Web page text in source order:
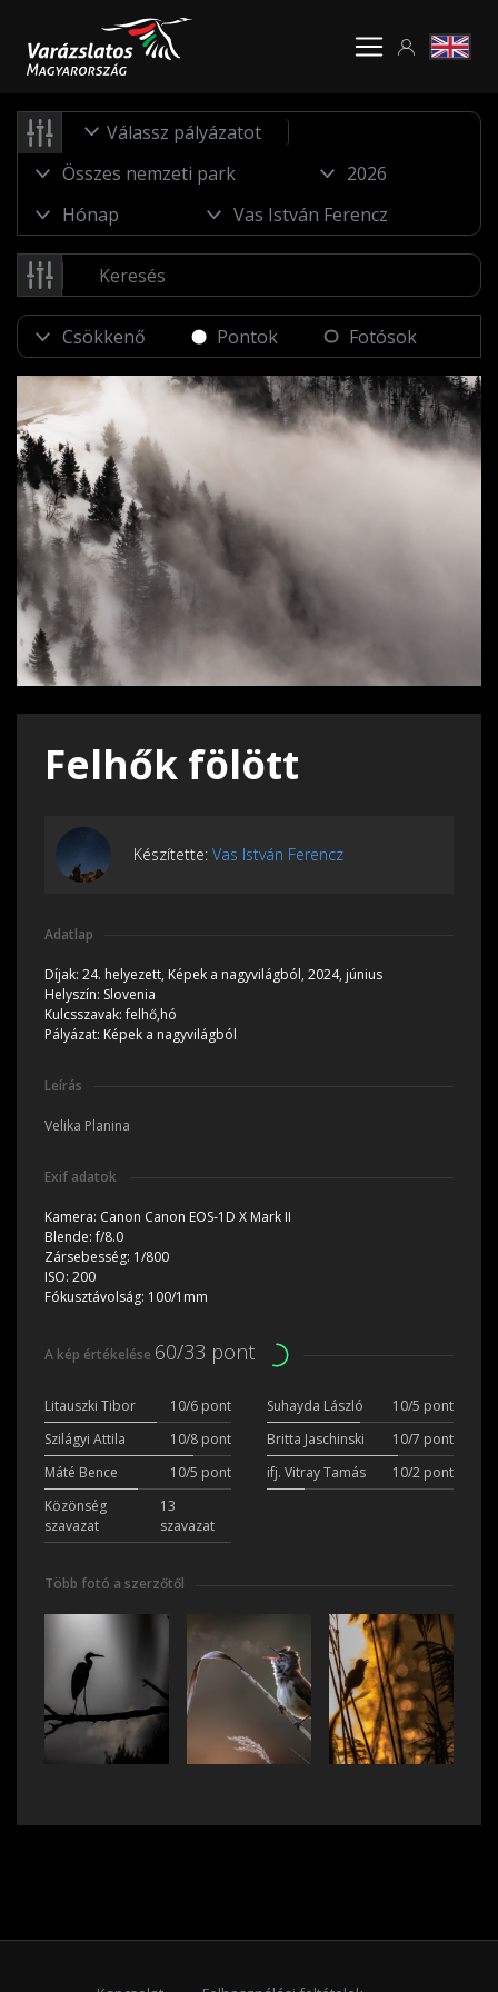
Válassz pályázatot
Pontok Fotósok
Felhők fölött
Készítette: Vas István Ferencz
Adatlap
Díjak: 24. helyezett, Képek a nagyvilágból, 2024, június
Helyszín: Slovenia
Kulcsszavak:felhő,hó
Pályázat: Képek a nagyvilágból
Leírás
Velika Planina
Exif adatok
Kamera: Canon Canon EOS-1D X Mark II
Blende:f/8.0
Zársebesség: 1/800
ISO: 200
Fókusztávolság: 100/1mm
A kép értékelése 60/33 pont
Litauszki Tibor 10/6 pont Suhayda László
10/5 pont
Szilágyi Attila
10/8 pont Britta Jaschinski
10/7 pont
Máté Bence
10/5 pont ifj. Vitray Tamás
10/2 pont
Közönség
szavazat
13
szavazat
Több fotó a szerzőtől